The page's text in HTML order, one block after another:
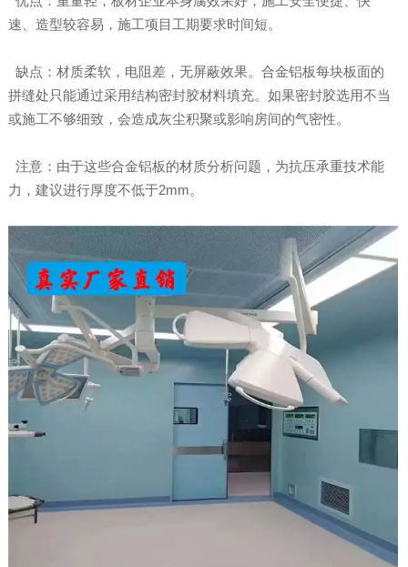
速、造型较容易，施工项目工期要求时间短。
缺点：材质柔软，电阻差，无屏蔽效果。合金铝板每块板面的
拼缝处只能通过采用结构密封胶材料填充。如果密封胶选用不当
或施工不够细致，会造成灰尘积聚或影响房间的气密性。
注意：由于这些合金铝板的材质分析问题，为抗压承重技术能
力，建议进行厚度不低于2mm。